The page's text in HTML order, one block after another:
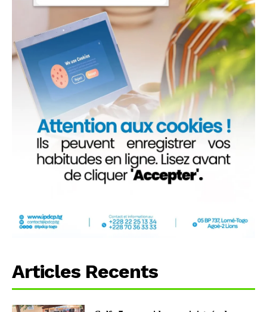
Articles Recents